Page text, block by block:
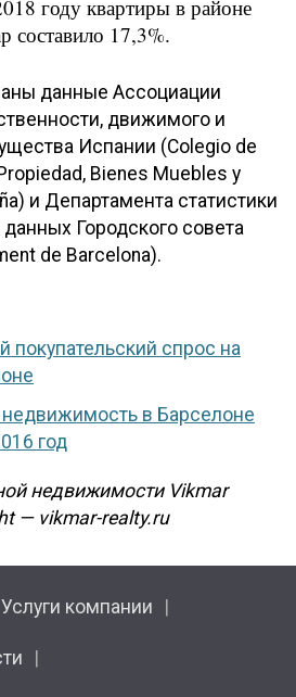
году квартиры в районе
составило 17,3%.
данные Ассоциации
движимого и
Испании (Colegio de
Bienes Muebles y
и Департамента статистики
Городского совета
de Barcelona).
спрос на
в Барселоне
год
недвижимости Vikmar
— vikmar-realty.ru
Услуги компании